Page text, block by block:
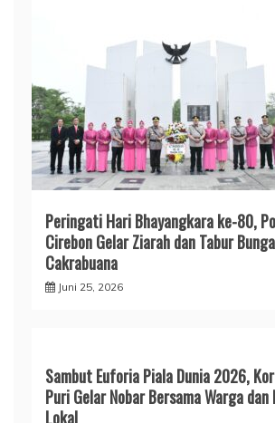
Peringati Hari Bhayangkara ke-80,
Cirebon Gelar Ziarah dan Tabur
Cakrabuana
Juni 25, 2026
Sambut Euforia Piala Dunia 2026,
Puri Gelar Nobar Bersama Warga dan
Lokal